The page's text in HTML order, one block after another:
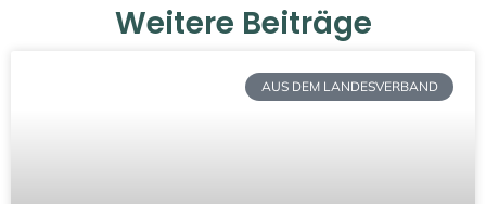
Weitere Beiträge
AUS DEM LANDESVERBAND